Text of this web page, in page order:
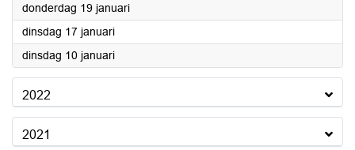
donderdag 19 januari2023
dinsdag 17 januari2023
dinsdag 10 januari2023
2022
2021